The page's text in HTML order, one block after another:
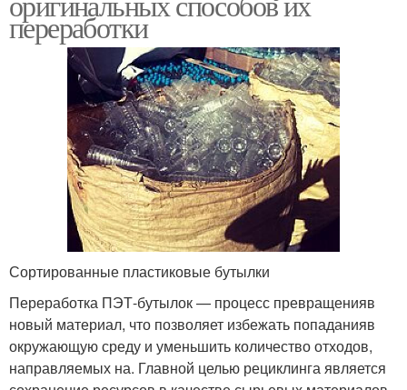
переработки
Сортированные пластиковые бутылки
Переработка ПЭТ-бутылок — процесс превращенияв
новый материал, что позволяет избежать попаданияв
окружающую среду и уменьшить количество отходов,
направляемых на. Главной целью рециклинга является